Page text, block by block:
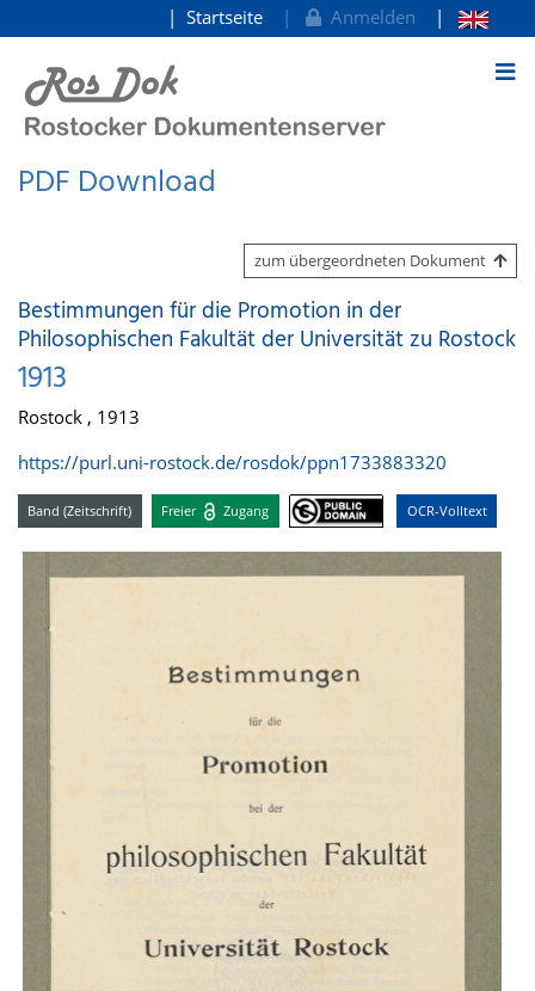
zum Inhalt
Startseite Anmelden
PDF Download
zum übergeordneten Dokument
Bestimmungen für die Promotion in der
Philosophischen Fakultät der Universität zu Rostock
1913
Rostock , 1913
https://purl.uni-rostock.de/rosdok/ppn1733883320
Band (Zeitschrift) Freier Zugang OCR-Volltext